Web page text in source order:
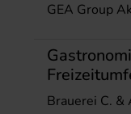
GEA Group
Brauerei C. &